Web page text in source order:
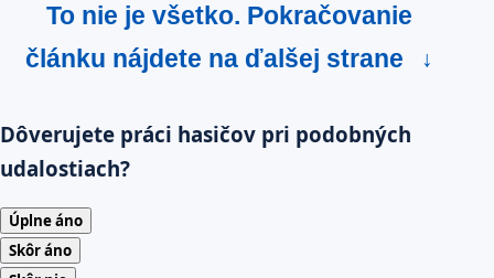
To nie je všetko. Pokračovanie
článku nájdete na ďalšej strane
↓
Dôverujete práci hasičov pri podobných
udalostiach?
Úplne áno
Skôr áno